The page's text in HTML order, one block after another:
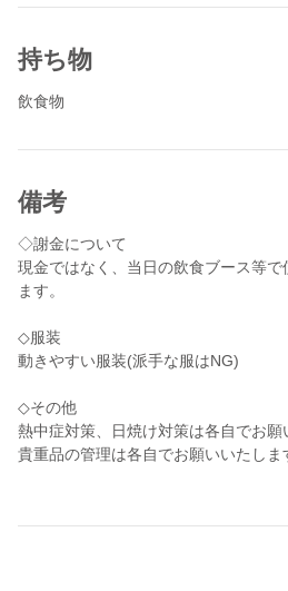
持ち物
飲食物
備考
◇謝金について
現金ではなく、当日の飲食ブース等で
ます。
◇服装
動きやすい服装(派手な服はNG)
◇その他
熱中症対策、日焼け対策は各自でお願
貴重品の管理は各自でお願いいたしま